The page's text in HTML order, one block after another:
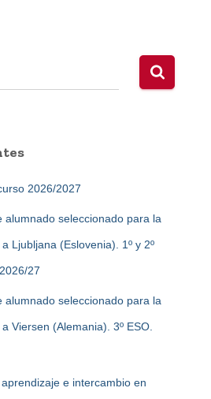
2026/2027
alumnado seleccionado para la
Ljubljana (Eslovenia). 1º y 2º
27
alumnado seleccionado para la
Viersen (Alemania). 3º ESO.
e intercambio en